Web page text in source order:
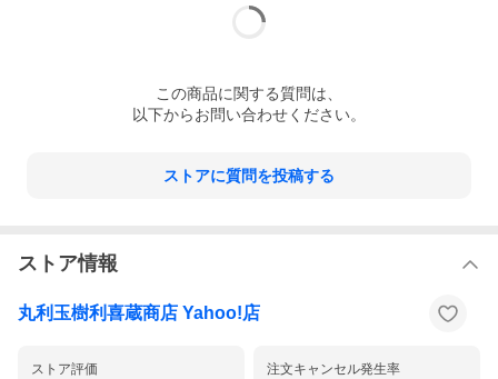
この商品に関する質問は、
以下からお問い合わせください。
ストアに質問を投稿する
ストア情報
丸利玉樹利喜蔵商店 Yahoo!店
ストア評価 注文キャンセル発生率